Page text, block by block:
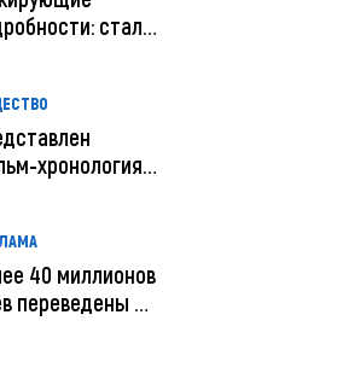
стали
хронология
40 миллионов
переведены с